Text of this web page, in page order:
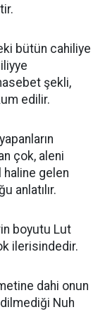
bütün cahiliye
şekli,
edilir.
çok, aleni
gelen
anlatılır.
boyutu Lut
ilerisindedir.
dahi onun
Nuh